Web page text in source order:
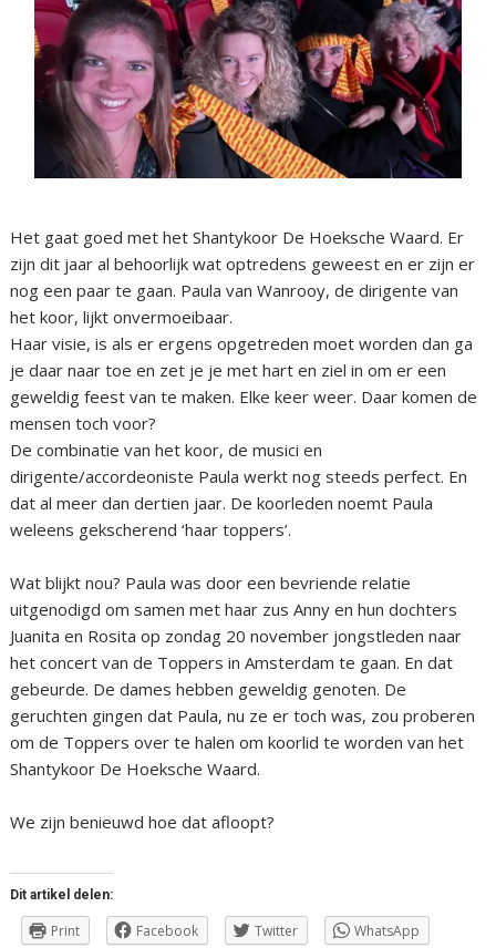
Het gaat goed met het Shantykoor De Hoeksche Waard. Er
zijn dit jaar al behoorlijk wat optredens geweest en er zijn er
nog een paar te gaan. Paula van Wanrooy, de dirigente van
het koor, lijkt onvermoeibaar.
Haar visie, is als er ergens opgetreden moet worden dan ga
je daar naar toe en zet je je met hart en ziel in om er een
geweldig feest van te maken. Elke keer weer. Daar komen de
mensen toch voor?
De combinatie van het koor, de musici en
dirigente/accordeoniste Paula werkt nog steeds perfect. En
dat al meer dan dertien jaar. De koorleden noemt Paula
weleens gekscherend ‘haar toppers’.
Wat blijkt nou? Paula was door een bevriende relatie
uitgenodigd om samen met haar zus Anny en hun dochters
Juanita en Rosita op zondag 20 november jongstleden naar
het concert van de Toppers in Amsterdam te gaan. En dat
gebeurde. De dames hebben geweldig genoten. De
geruchten gingen dat Paula, nu ze er toch was, zou proberen
om de Toppers over te halen om koorlid te worden van het
Shantykoor De Hoeksche Waard.
We zijn benieuwd hoe dat afloopt?
Dit artikel delen:
Print Facebook Twitter WhatsApp